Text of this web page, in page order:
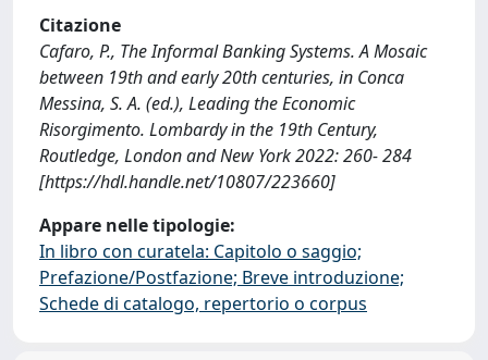
Citazione
Cafaro, P., The Informal Banking Systems. A Mosaic
between 19th and early 20th centuries, in Conca
Messina, S. A. (ed.), Leading the Economic
Risorgimento. Lombardy in the 19th Century,
Routledge, London and New York 2022: 260- 284
[https://hdl.handle.net/10807/223660]
Appare nelle tipologie:
In libro con curatela: Capitolo o saggio;
Prefazione/Postfazione; Breve introduzione;
Schede di catalogo, repertorio o corpus